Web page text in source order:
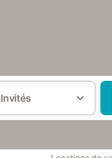
Invités